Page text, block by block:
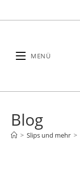
Inhalt
MENÜ
Blog
> Slips und mehr >